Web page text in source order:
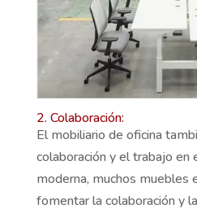
2. Colaboración:
El mobiliario de oficina
colaboración y el trabajo en
moderna, muchos muebles
fomentar la colaboración y